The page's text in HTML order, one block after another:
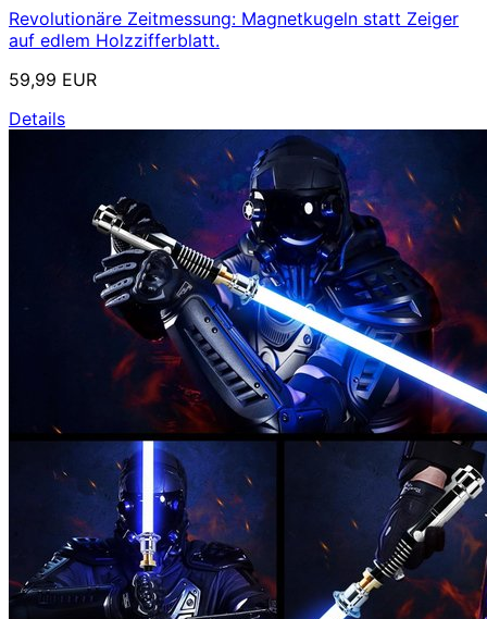
Revolutionäre Zeitmessung: Magnetkugeln statt Zeiger
auf edlem Holzzifferblatt.
59,99 EUR
Details